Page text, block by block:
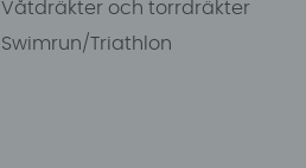
Våtdräkter och torrdräkter
Swimrun/Triathlon